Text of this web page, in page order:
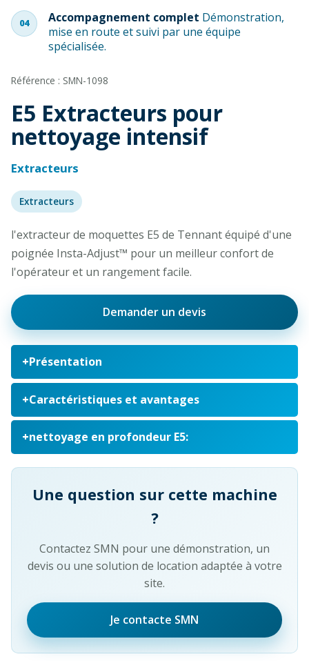
04 Accompagnement complet Démonstration,
mise en route et suivi par une équipe
spécialisée.
Référence : SMN-1098
E5 Extracteurs pour
nettoyage intensif
Extracteurs
Extracteurs
l'extracteur de moquettes E5 de Tennant équipé d'une
poignée Insta-Adjust™ pour un meilleur confort de
l'opérateur et un rangement facile.
Demander un devis
Présentation
Caractéristiques et avantages
nettoyage en profondeur E5:
Une question sur cette machine
?
Contactez SMN pour une démonstration, un
devis ou une solution de location adaptée à votre
site.
Je contacte SMN